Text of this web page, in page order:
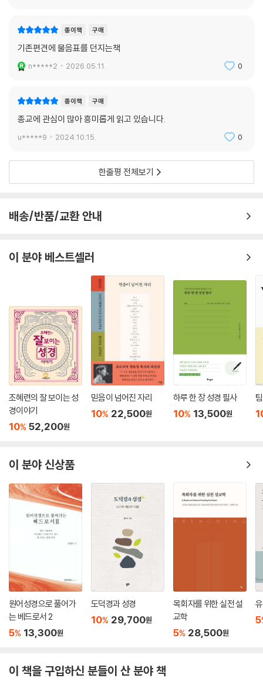
근본주의가 득세하는 한국의 기독교인에게는 다소 충격적인 얘기일 수 있
으나, 당시 연합교회는 이 문제에 대해 필 핍스 목사의 입장을 전적으로 옹
호했다. 핍스의 말은 신학자 사이에서는 상식처럼 받아들여지고 있음에도
받아들일 필요가 있다. 다른 문화와 교류가 없던 시절 ‘우리만’ 구원해주시
는 종교관에서 벗어나 화합과 평화를 위한 다원주의적 태도를 받아들여야
한다는 것이다.
이렇게 어느 한 시대에 형성된 기독론은 그 역사적 맥락을 떠나서는 제대
로 이해될 수 없고, 또 그 시대의 맥락과 관계없이 살아가고 있는 우리에게
를 다시 이해하고 해석할 수 있을 뿐 아니라, 우리의 믿음이 우리의 실존적
저자는 이렇게 새로운 의미로 기독교와 예수를 해석할 때 ‘지금, 여기’를 살
아가는 우리에게 진정한 깨달음을 주는 종교적 체험을 할 수 있다고 말한
새로운 시대, 새로운 신학에 관한 최신 글을 수록하고
다양한 참고 문헌 소개
이 책에는 초판에 없는 글이 세 편 실려 있다. [탈종교화 시대에 종교는 우
리에게 무엇인가?], [역사적으로 ‘재맥락화’된 예수], [또 다른 예수-「도마
복음」의 예수]가 그것이다.
그중 가장 중요한 것이 부록1로 실린 [탈종교화 시대에 종교는 우리에게
무엇인가?]인데, 여기에서는 최근 그 입지가 점점 좁아지는 종교의 현실
을 분석하고, 지성의 시대에 인류의 화합을 위해 종교가 나아가야 할 바를
제시한다.
게 신이 되었나?』에 관해 쓴 글로, 역사적 존재였던 예수가 어떤 과정을 거
쳐 신의 존재로 격상되었는지에 대한 어만 교수의 논의를 소개하고 있다.
예수의 신성을 의심치 않는 많은 한국 기독교인들에게는 충격적으로 받아
들여질 수 있을지 모르지만, 예수는 시대를 통해 언제나 재맥락화되어왔
고, 또 앞으로도 그러할 것이라는 통찰이 빛나는 글이다.
마지막은 “원자폭탄에 버금가는 신학적 폭발력”을 가진 문헌이라 평가받
았던 「도마복음」을 소개하는 글 [또 다른 예수]다. 1945년 이집트 나그함
마디에서 발견된 114개의 예수 어록인 「도마복음」을 통해 드러나는 예수
의 또 다른 모습과 그 의미를 설명한다. 기적을 실행하기보다 ‘깨달음’에 방
점을 찍고 말씀하시는 예수를 만날 수 있다.
이 세 편의 글 외에도, 다양한 참고 문헌과 최신 연구를 소개함으로써, 신학
을 보다 깊이 있게 공부하고자 하는 독자에게 도움이 될 수 있도록 했다.
종이책 구매
기존편견에 물음표를 던지는책
n*****2 2026.05.11. 0
종이책 구매
종교에 관심이 많아 흥미롭게 읽고 있습니다.
u*****9 2024.10.15. 0
한줄평 전체보기
배송/반품/교환 안내
이 분야 베스트셀러
조혜련의 잘 보이는 성
경이야기
10% 52,200원
믿음이 넘어진 자리
10% 22,500원
하루 한 장 성경 필사
10% 13,500원
이 분야 신상품
원어성경으로 풀어가
는 베드로서 2
5% 13,300원
도덕경과 성경
10% 29,700원
목회자를 위한 실전 설
교학
5% 28,500원
5
이 책을 구입하신 분들이 산 분야 책